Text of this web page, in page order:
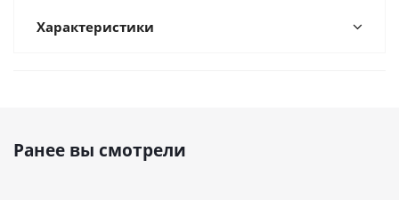
Характеристики
Ранее вы смотрели